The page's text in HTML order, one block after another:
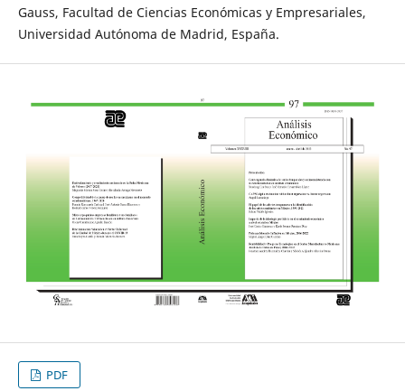
Gauss, Facultad de Ciencias Económicas y Empresariales,
Universidad Autónoma de Madrid, España.
PDF